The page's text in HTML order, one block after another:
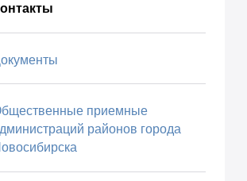
приемные
районов города